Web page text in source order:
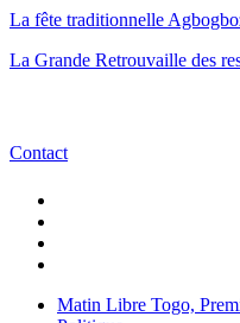
La fête traditionnelle
La Grande Retrouvaille des
Contact
Matin Libre Togo,